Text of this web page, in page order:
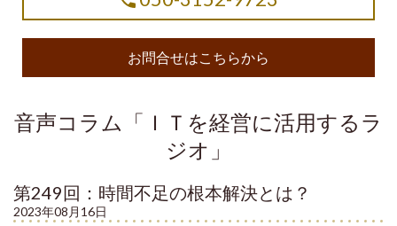
お問合せはこちらから
音声コラム「ＩＴを経営に活用するラ
ジオ」
第249回：時間不足の根本解決とは？
2023年08月16日